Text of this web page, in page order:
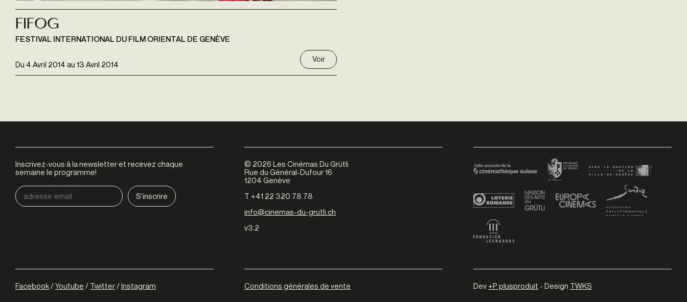
Du 4 Avril 2014 au 13 Avril 2014
Fifog
FESTIVAL INTERNATIONAL DU FILM ORIENTAL DE GENÈVE
Voir
Inscrivez-vous à la newsletter et recevez chaque
semaine le programme!
© 2026 Les Cinémas Du Grütli
Rue du Général-Dufour 16
1204 Genève
T +41 22 320 78 78
info@cinemas-du-grutli.ch
v3.2
Facebook/Youtube / Twitter/Instagram Conditions générales de vente Dev +P plusproduit - Design TWKS